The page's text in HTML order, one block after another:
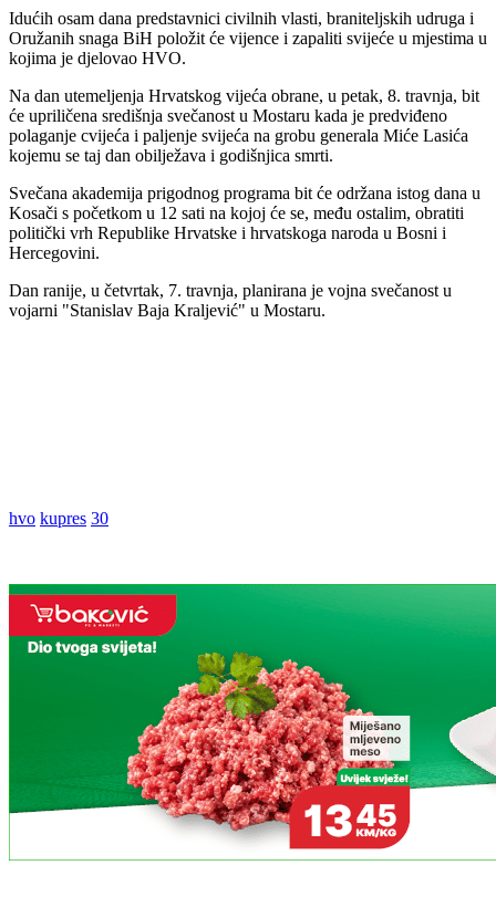
Idućih osam dana predstavnici civilnih vlasti, braniteljskih udruga i
Oružanih snaga BiH položit će vijence i zapaliti svijeće u mjestima u
kojima je djelovao HVO.
Na dan utemeljenja Hrvatskog vijeća obrane, u petak, 8. travnja, bit
će upriličena središnja svečanost u Mostaru kada je predviđeno
polaganje cvijeća i paljenje svijeća na grobu generala Miće Lasića
kojemu se taj dan obilježava i godišnjica smrti.
Svečana akademija prigodnog programa bit će održana istog dana u
Kosači s početkom u 12 sati na kojoj će se, među ostalim, obratiti
politički vrh Republike Hrvatske i hrvatskoga naroda u Bosni i
Hercegovini.
Dan ranije, u četvrtak, 7. travnja, planirana je vojna svečanost u
vojarni "Stanislav Baja Kraljević" u Mostaru.
hvo kupres 30